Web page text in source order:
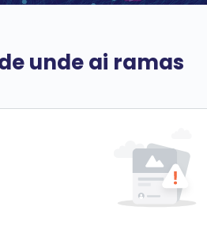
unde ai ramas